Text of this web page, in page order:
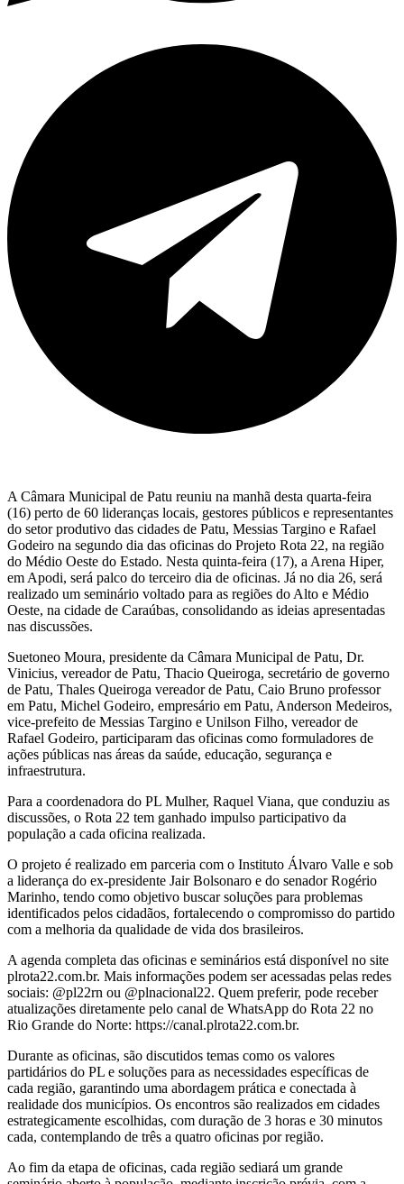
A Câmara Municipal de Patu reuniu na manhã desta quarta-feira
(16) perto de 60 lideranças locais, gestores públicos e representantes
do setor produtivo das cidades de Patu, Messias Targino e Rafael
Godeiro na segundo dia das oficinas do Projeto Rota 22, na região
do Médio Oeste do Estado. Nesta quinta-feira (17), a Arena Hiper,
em Apodi, será palco do terceiro dia de oficinas. Já no dia 26, será
realizado um seminário voltado para as regiões do Alto e Médio
Oeste, na cidade de Caraúbas, consolidando as ideias apresentadas
nas discussões.
Suetoneo Moura, presidente da Câmara Municipal de Patu, Dr.
Vinicius, vereador de Patu, Thacio Queiroga, secretário de governo
de Patu, Thales Queiroga vereador de Patu, Caio Bruno professor
em Patu, Michel Godeiro, empresário em Patu, Anderson Medeiros,
vice-prefeito de Messias Targino e Unilson Filho, vereador de
Rafael Godeiro, participaram das oficinas como formuladores de
ações públicas nas áreas da saúde, educação, segurança e
infraestrutura.
Para a coordenadora do PL Mulher, Raquel Viana, que conduziu as
discussões, o Rota 22 tem ganhado impulso participativo da
população a cada oficina realizada.
O projeto é realizado em parceria com o Instituto Álvaro Valle e sob
a liderança do ex-presidente Jair Bolsonaro e do senador Rogério
Marinho, tendo como objetivo buscar soluções para problemas
identificados pelos cidadãos, fortalecendo o compromisso do partido
com a melhoria da qualidade de vida dos brasileiros.
A agenda completa das oficinas e seminários está disponível no site
plrota22.com.br. Mais informações podem ser acessadas pelas redes
sociais: @pl22rn ou @plnacional22. Quem preferir, pode receber
atualizações diretamente pelo canal de WhatsApp do Rota 22 no
Rio Grande do Norte: https://canal.plrota22.com.br.
Durante as oficinas, são discutidos temas como os valores
partidários do PL e soluções para as necessidades específicas de
cada região, garantindo uma abordagem prática e conectada à
realidade dos municípios. Os encontros são realizados em cidades
estrategicamente escolhidas, com duração de 3 horas e 30 minutos
cada, contemplando de três a quatro oficinas por região.
Ao fim da etapa de oficinas, cada região sediará um grande